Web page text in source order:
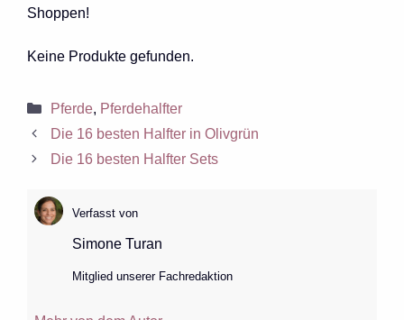
Shoppen!
Keine Produkte gefunden.
Kategorien
Pferde, Pferdehalfter
Die 16 besten Halfter in Olivgrün
Die 16 besten Halfter Sets
Verfasst von
Simone Turan
Mitglied unserer Fachredaktion